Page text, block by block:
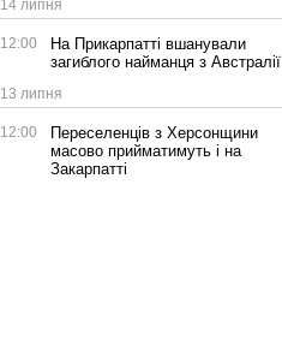
14 липня
12:00
На Прикарпатті вшанували
загиблого найманця з Австралії
13 липня
12:00
Переселенців з Херсонщини
масово прийматимуть і на
Закарпатті